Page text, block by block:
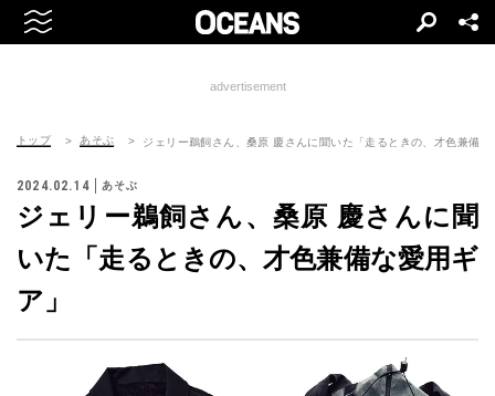
advertisement
トップ あそぶ ジェリー鵜飼さん、桑原 慶さんに聞いた「走るときの、才色兼備な
2024.02.14 あそぶ
ジェリー鵜飼さん、桑原 慶さんに聞
いた「走るときの、才色兼備な愛用ギ
ア」